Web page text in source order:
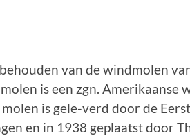
van de windmolen
is een zgn. Amerikaanse
is gele-verd door de
en in 1938 geplaatst door